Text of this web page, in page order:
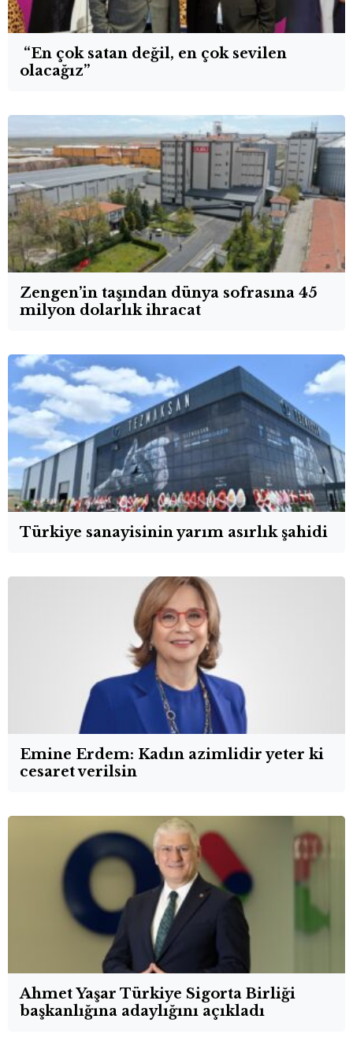
“En çok satan değil, en çok sevilen
olacağız”
Zengen’in taşından dünya sofrasına 45
milyon dolarlık ihracat
Türkiye sanayisinin yarım asırlık şahidi
Emine Erdem: Kadın azimlidir yeter ki
cesaret verilsin
Ahmet Yaşar Türkiye Sigorta Birliği
başkanlığına adaylığını açıkladı